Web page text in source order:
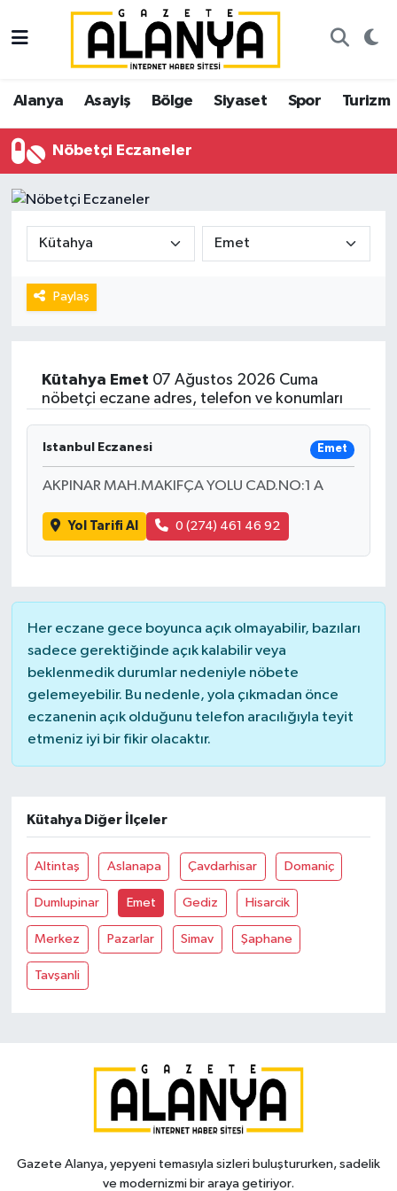
Alanya Asayiş Bölge Siyaset Spor Turizm
Nöbetçi Eczaneler
Paylaş
Kütahya Emet 07 Ağustos 2026 Cuma
nöbetçi eczane adres, telefon ve konumları
Istanbul Eczanesi Emet
AKPINAR MAH.MAKIFÇA YOLU CAD.NO:1 A
Yol Tarifi Al 0 (274) 461 46 92
Her eczane gece boyunca açık olmayabilir, bazıları
sadece gerektiğinde açık kalabilir veya
beklenmedik durumlar nedeniyle nöbete
gelemeyebilir. Bu nedenle, yola çıkmadan önce
eczanenin açık olduğunu telefon aracılığıyla teyit
etmeniz iyi bir fikir olacaktır.
Kütahya Diğer İlçeler
Altintaş Aslanapa Çavdarhisar Domaniç
Dumlupinar Emet Gediz Hisarcik
Merkez Pazarlar Simav Şaphane
Tavşanli
Gazete Alanya, yepyeni temasıyla sizleri buluştururken, sadelik
ve modernizmi bir araya getiriyor.
Alanya
Asayiş
Bölge
Siyaset
Spor
Turizm
Gazipaşa
İstanbul Nöbetçi Eczaneler
İstanbul Hava Durumu
İstanbul Trafik Yoğunluk Haritası
Süper Lig Puan Durumu ve Fikstür
Tüm Manşetler
Son Dakika Haberleri